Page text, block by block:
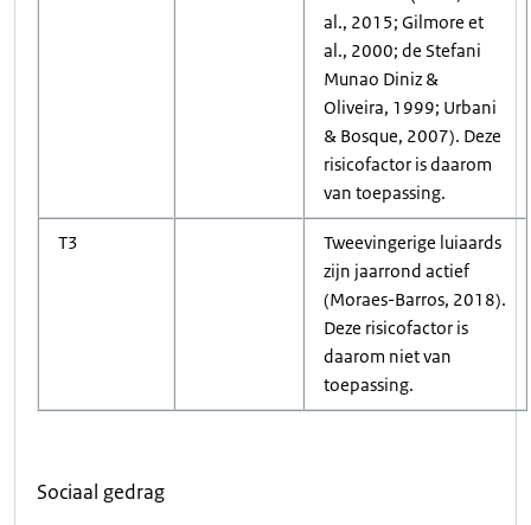
al., 2015; Gilmore et
al., 2000; de Stefani
Munao Diniz &
Oliveira, 1999; Urbani
& Bosque, 2007). Deze
risicofactor is daarom
van toepassing.
T3
Tweevingerige luiaards
zijn jaarrond actief
(Moraes-Barros, 2018).
Deze risicofactor is
daarom niet van
toepassing.
Sociaal gedrag